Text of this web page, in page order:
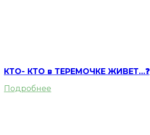
КТО- КТО в ТЕРЕМОЧКЕ ЖИВЕТ…❓
Подробнее